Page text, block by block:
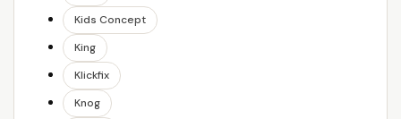
Kids Concept
King
Klickfix
Knog